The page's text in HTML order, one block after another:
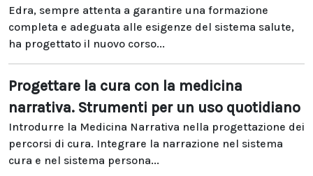
Edra, sempre attenta a garantire una formazione
completa e adeguata alle esigenze del sistema salute,
ha progettato il nuovo corso...
Progettare la cura con la medicina
narrativa. Strumenti per un uso quotidiano
Introdurre la Medicina Narrativa nella progettazione dei
percorsi di cura. Integrare la narrazione nel sistema
cura e nel sistema persona...